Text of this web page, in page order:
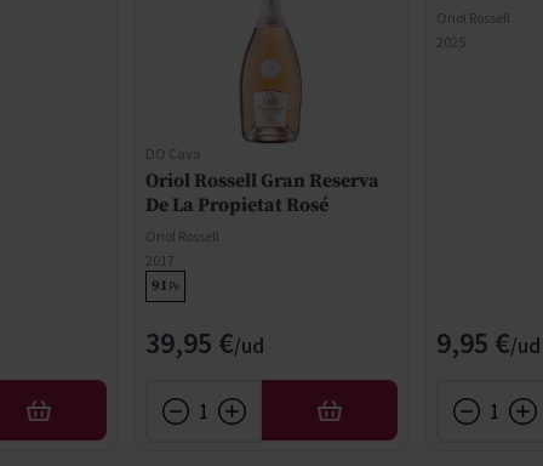
AFEGIR
DO Cava
Oriol Rossell Gran Reserva
De La Propietat Rosé
Oriol Rossell
2017
91 Pe
39,95 €
AFEGIR
Oriol Rossell
2025
9,95 €